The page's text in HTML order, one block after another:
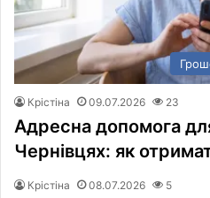
Крістіна 09.07.2026 23
Адресна допомога
Чернівцях: як
Крістіна 08.07.2026 5